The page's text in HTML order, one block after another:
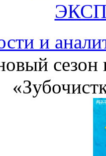
и
сезон